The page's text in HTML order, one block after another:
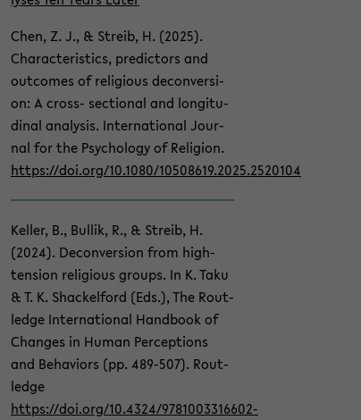
on
wech­
seln
Chen, Z. J., & Streib, H. (2025).
Cha­rac­te­ris­tics, pre­dic­tors and
out­co­mes of re­li­gious de­con­ver­si­
on: A cross-​ sec­tio­nal and lon­gi­tu­
di­nal ana­ly­sis. In­ter­na­tio­nal Jour­
nal for the Psy­cho­lo­gy of Re­li­gi­on.
https://doi.org/10.1080/10508619.2025.2520104
Kel­ler, B., Bul­lik, R., & Streib, H.
(2024). De­con­ver­si­on from high-​
tension re­li­gious groups. In K. Taku
& T. K. Shackel­ford (Eds.), The Rout­
ledge In­ter­na­tio­nal Hand­book of
Chan­ges in Human Per­cep­ti­ons
and Be­ha­vi­ors (pp. 489-​507). Rout­
ledge
https://doi.org/10.4324/9781003316602-​